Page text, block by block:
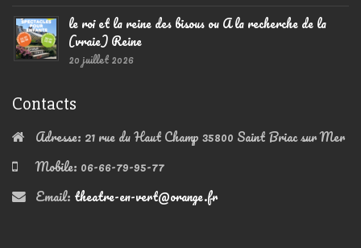
le roi et la reine des bisous ou A la recherche de la
(vraie) Reine
20 juillet 2026
Contacts
Adresse: 21 rue du Haut Champ 35800 Saint Briac sur Mer
Mobile: 06-66-79-95-77
Email: theatre-en-vert@orange.fr